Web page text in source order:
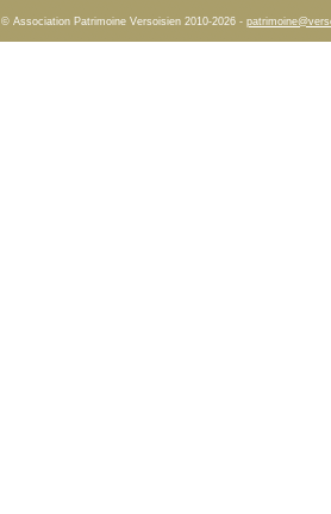
© Association Patrimoine Versoisien 2010-2026 -